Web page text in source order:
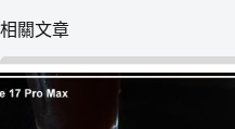
相關文章